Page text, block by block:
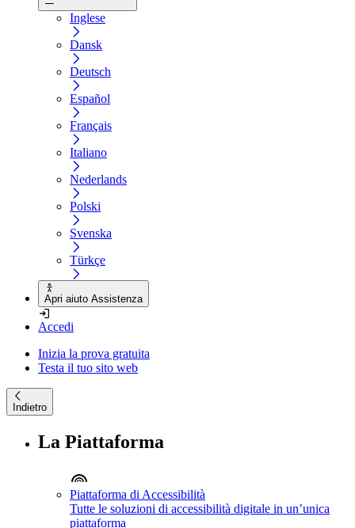
Inglese
Dansk
Deutsch
Español
Français
Italiano
Nederlands
Polski
Svenska
Türkçe
Apri aiuto Assistenza
Accedi
Inizia la prova gratuita
Testa il tuo sito web
Indietro
La Piattaforma
Piattaforma di Accessibilità
Tutte le soluzioni di accessibilità digitale in un’unica
piattaforma